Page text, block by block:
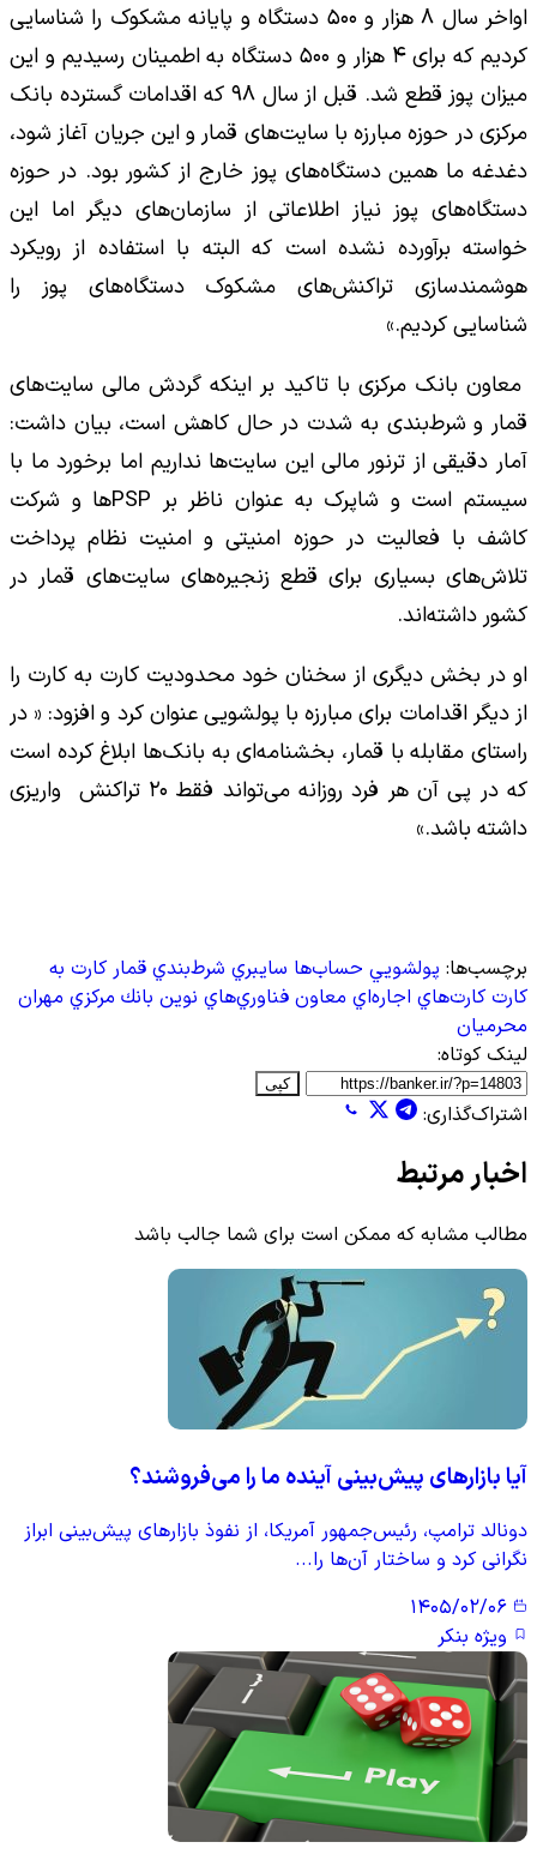
اواخر سال ۸ هزار و ۵۰۰ دستگاه و پایانه مشکوک را شناسایی
کردیم که برای ۴ هزار و ۵۰۰ دستگاه به اطمینان رسیدیم و این
میزان پوز قطع شد. قبل از سال ۹۸ که اقدامات گسترده بانک
مرکزی در حوزه مبارزه با سایت‌های قمار و این جریان آغاز شود،
دغدغه ما همین دستگاه‌های پوز خارج از کشور بود. در حوزه
دستگاه‌های پوز نیاز اطلاعاتی از سازمان‌های دیگر اما این
خواسته برآورده نشده است که البته با استفاده از رویکرد
هوشمندسازی تراکنش‌های مشکوک دستگاه‌های پوز را
شناسایی کردیم.»
معاون بانک مرکزی با تاکید بر اینکه گردش مالی سایت‌های
قمار و شرط‌بندی به ‌شدت در حال کاهش است، بیان داشت:
آمار دقیقی از ترنور مالی این سایت‌ها نداریم اما برخورد ما با
سیستم است و شاپرک به عنوان ناظر بر PSPها و شرکت
کاشف با فعالیت در حوزه امنیتی و امنیت نظام پرداخت
تلاش‌های بسیاری برای قطع زنجیره‌های سایت‌های قمار در
کشور داشته‌اند.
او در بخش دیگری از سخنان خود محدودیت کارت به کارت را
از دیگر اقدامات برای مبارزه با پولشویی عنوان کرد و افزود: « در
راستای مقابله با قمار، بخشنامه‌ای به بانک‌ها ابلاغ کرده است
که در پی آن هر فرد روزانه می‌تواند فقط ۲۰ تراکنش واریزی
داشته باشد.»
برچسب‌ها: پولشويي حساب‌ها سايبري شرط‌بندي قمار كارت به
كارت كارت‌هاي اجاره‌اي معاون فناوري‌هاي نوين بانك مركزي مهران
محرميان
لینک کوتاه:
کپی
اشتراک‌گذاری:
اخبار مرتبط
مطالب مشابه که ممکن است برای شما جالب باشد
آیا بازارهای پیش‌بینی آینده ما را می‌فروشند؟
دونالد ترامپ، رئیس‌جمهور آمریکا، از نفوذ بازارهای پیش‌بینی ابراز
نگرانی کرد و ساختار آن‌ها را...
۱۴۰۵/۰۲/۰۶
ویژه بنکر